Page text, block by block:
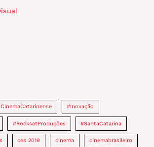
#Inovação
#RocksetProduções #SantaCatarina
ces 2019 cinema cinemabrasileiro